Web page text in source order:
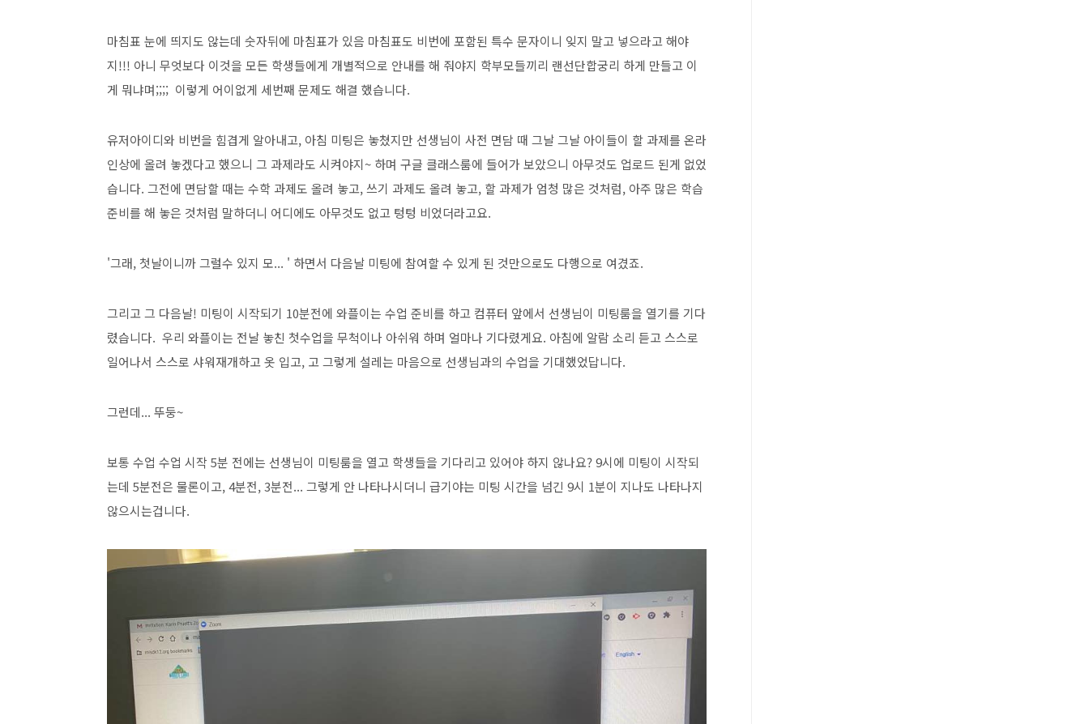
마침표 눈에 띄지도 않는데 숫자뒤에 마침표가 있음 마침표도 비번에 포함된 특수 문자이니 잊지 말고 넣으라고 해야
지!!! 아니 무엇보다 이것을 모든 학생들에게 개별적으로 안내를 해 줘야지 학부모들끼리 랜선단합궁리 하게 만들고 이
게 뭐냐며;;;; 이렇게 어이없게 세번째 문제도 해결 했습니다.
유저아이디와 비번을 힘겹게 알아내고, 아침 미팅은 놓쳤지만 선생님이 사전 면담 때 그날 그날 아이들이 할 과제를 온라
인상에 올려 놓겠다고 했으니 그 과제라도 시켜야지~ 하며 구글 클래스룸에 들어가 보았으니 아무것도 업로드 된게 없었
습니다. 그전에 면담할 때는 수학 과제도 올려 놓고, 쓰기 과제도 올려 놓고, 할 과제가 엄청 많은 것처럼, 아주 많은 학습
준비를 해 놓은 것처럼 말하더니 어디에도 아무것도 없고 텅텅 비었더라고요.
'그래, 첫날이니까 그럴수 있지 모... ' 하면서 다음날 미팅에 참여할 수 있게 된 것만으로도 다행으로 여겼죠.
그리고 그 다음날! 미팅이 시작되기 10분전에 와플이는 수업 준비를 하고 컴퓨터 앞에서 선생님이 미팅룸을 열기를 기다
렸습니다. 우리 와플이는 전날 놓친 첫수업을 무척이나 아쉬워 하며 얼마나 기다렸게요. 아침에 알람 소리 듣고 스스로
일어나서 스스로 샤워재개하고 옷 입고, 고 그렇게 설레는 마음으로 선생님과의 수업을 기대했었답니다.
그런데... 뚜둥~
보통 수업 수업 시작 5분 전에는 선생님이 미팅룸을 열고 학생들을 기다리고 있어야 하지 않나요? 9시에 미팅이 시작되
는데 5분전은 물론이고, 4분전, 3분전... 그렇게 안 나타나시더니 급기야는 미팅 시간을 넘긴 9시 1분이 지나도 나타나지
않으시는겁니다.